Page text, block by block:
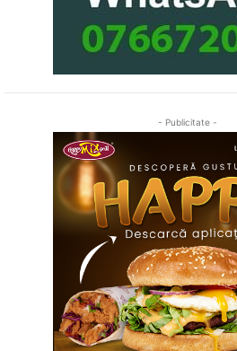
- Publicitate -